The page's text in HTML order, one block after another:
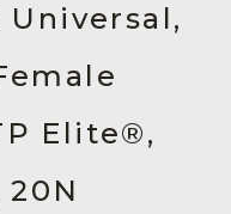
Universal,
Elite®,